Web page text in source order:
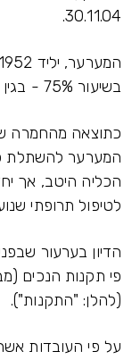
30.11.04.
בשיעור 75% - בגין דלקת כרונית של הכליות.
כתוצאה מהחמרה
הכליה היטב, אך
לטיפול תרופתי
הדיון בערעור
(להלן: "התקנות").
על פי העובדות